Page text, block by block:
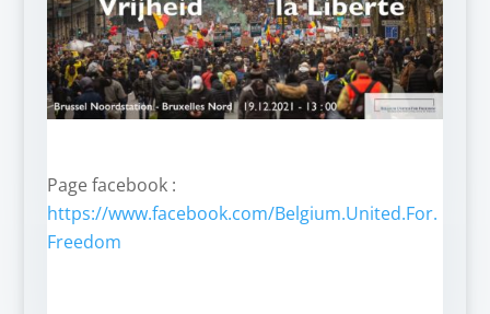
Page facebook :
https://www.facebook.com/Belgium.United.For.
Freedom